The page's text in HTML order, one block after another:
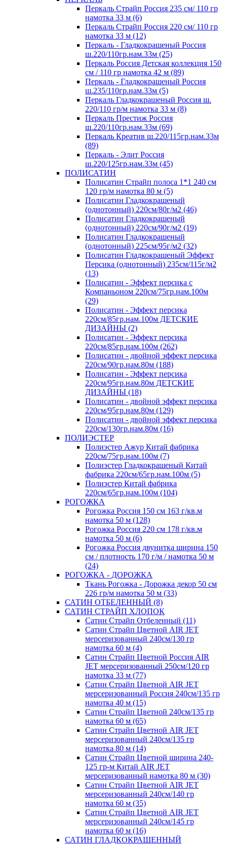
Перкаль Страйп Россия 235 см/ 110 гр
намотка 33 м (6)
Перкаль Страйп Россия 220 см/ 110 гр
намотка 33 м (12)
Перкаль - Гладкокрашеный Россия
ш.220/110гр.нам.33м (25)
Перкаль Россия Детская коллекция 150
см / 110 гр намотка 42 м (89)
Перкаль - Гладкокрашеный Россия
ш.235/110гр.нам.33м (5)
Перкаль Гладкокрашеный Россия ш.
220/110 гр/м намотка 33 м (8)
Перкаль Престиж Россия
ш.220/110гр.нам.33м (69)
Перкаль Креатив ш.220/115гр.нам.33м
(89)
Перкаль - Элит Россия
ш.220/125гр.нам.33м (45)
ПОЛИСАТИН
Полисатин Страйп полоса 1*1 240 см
120 гр/м намотка 80 м (5)
Полисатин Гладкокрашеный
(однотонный) 220см/80г/м2 (46)
Полисатин Гладкокрашеный
(однотонный) 220см/90г/м2 (19)
Полисатин Гладкокрашеный
(однотонный) 225см/95г/м2 (32)
Полисатин Гладкокрашеный Эффект
Персика (однотонный) 235см/115г/м2
(13)
Полисатин - Эффект персика с
Компаньоном 220см/75гр.нам.100м
(29)
Полисатин - Эффект персика
220см/85гр.нам.100м ДЕТСКИЕ
ДИЗАЙНЫ (2)
Полисатин - Эффект персика
220см/85гр.нам.100м (262)
Полисатин - двойной эффект персика
220см/90гр.нам.80м (188)
Полисатин - Эффект персика
220см/95гр.нам.80м ДЕТСКИЕ
ДИЗАЙНЫ (18)
Полисатин - двойной эффект персика
220см/95гр.нам.80м (129)
Полисатин - двойной эффект персика
220см/130гр.нам.80м (16)
ПОЛИЭСТЕР
Полиэстер Ажур Китай фабрика
220см/75гр.нам.100м (7)
Полиэстер Гладкокрашеный Китай
фабрика 220см/65гр.нам.100м (5)
Полиэстер Китай фабрика
220см/65гр.нам.100м (104)
РОГОЖКА
Рогожка Россия 150 см 163 г/кв.м
намотка 50 м (128)
Рогожка Россия 220 см 178 г/кв.м
намотка 50 м (6)
Рогожка Россия двунитка ширина 150
см / плотность 170 г/м / намотка 50 м
(24)
РОГОЖКА - ДОРОЖКА
Ткань Рогожка - Дорожка декор 50 см
226 гр/м намотка 50 м (33)
САТИН ОТБЕЛЕННЫЙ (8)
САТИН СТРАЙП ХЛОПОК
Сатин Страйп Отбеленный (11)
Сатин Страйп Цветной AIR JET
мерсеризованный 240см/130 гр
намотка 60 м (4)
Сатин Страйп Цветной Россия AIR
JET мерсеризованный 250см/120 гр
намотка 33 м (77)
Сатин Страйп Цветной AIR JET
мерсеризованный Россия 240см/135 гр
намотка 40 м (15)
Сатин Страйп Цветной 240см/135 гр
намотка 60 м (65)
Сатин Страйп Цветной AIR JET
мерсеризованный 240см/135 гр
намотка 80 м (14)
Сатин Страйп Цветной ширина 240-
125 гр-м Китай AIR JET
мерсеризованный намотка 80 м (30)
Сатин Страйп Цветной AIR JET
мерсеризованный 240см/140 гр
намотка 60 м (35)
Сатин Страйп Цветной AIR JET
мерсеризованный 240см/145 гр
намотка 60 м (16)
САТИН ГЛАДКОКРАШЕННЫЙ